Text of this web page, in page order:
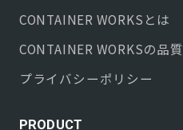
CONTAINER WORKS とは
CONTAINER WORKSの品質
プライバシーポリシー
PRODUCT